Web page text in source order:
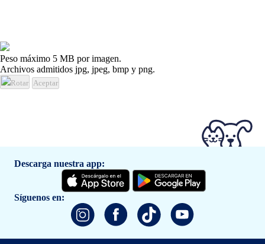
Peso máximo 5 MB por imagen.
Archivos admitidos jpg, jpeg, bmp y png.
Rotar Aceptar
Descarga nuestra app:
Síguenos en: